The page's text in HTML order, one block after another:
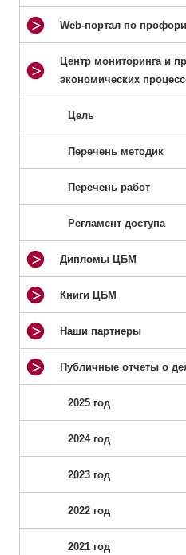
Web-портал по
Центр мониторинга и
экономических
Цель
Перечень методик
Перечень работ
Регламент доступа
Дипломы ЦБМ
Книги ЦБМ
Наши партнеры
Публичные отчеты о
2025 год
2024 год
2023 год
2022 год
2021 год